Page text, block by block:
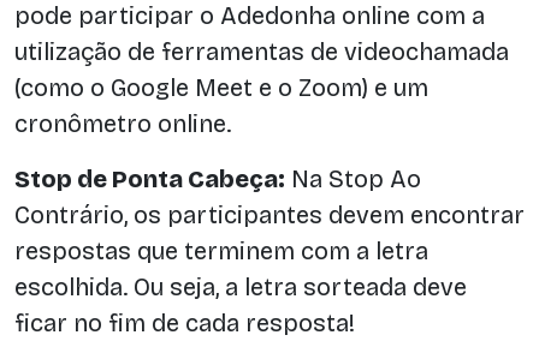
pode participar o Adedonha online com a
utilização de ferramentas de videochamada
(como o Google Meet e o Zoom) e um
cronômetro online.
Stop de Ponta Cabeça: Na Stop Ao
Contrário, os participantes devem encontrar
respostas que terminem com a letra
escolhida. Ou seja, a letra sorteada deve
ficar no fim de cada resposta!